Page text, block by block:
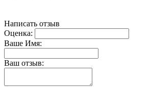
Написать отзыв
Оценка:
Ваше Имя:
Ваш отзыв: